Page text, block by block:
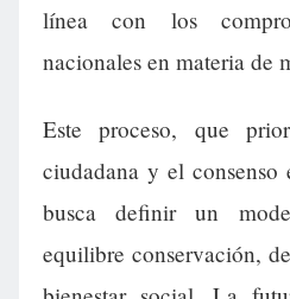
línea con los
nacionales en materia de
Este proceso, que
ciudadana y el consenso
busca definir un
equilibre conservación,